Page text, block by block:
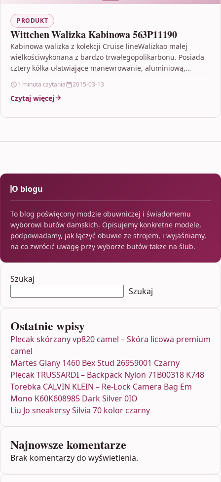
PRODUKT
Wittchen Walizka Kabinowa 563P11190
Kabinowa walizka z kolekcji Cruise lineWalizkao małej
wielkościwykonana z bardzo trwałegopolikarbonu. Posiada
cztery kółka ułatwiające manewrowanie, aluminiową,
uchwyt…
1 minuta czytania 2015-03-13
Czytaj więcej
O blogu
To blog poświęcony modzie obuwniczej i świadomemu
wyborowi butów damskich. Opisujemy konkretne modele,
podpowiadamy, jak łączyć obuwie ze strojem, i wyjaśniamy,
na co zwrócić uwagę przy wyborze butów także na ślub.
Szukaj
Szukaj
Ostatnie wpisy
Plecak skórzany vp820 camel – Skóra licowa premium
camel
Martes Glany 1460 Bex Stud 26959001 Czarny
Plecak TRUSSARDI – Backpack Nylon 71B00318 K748
Torebka CALVIN KLEIN – Re-Lock Camera Bag Em
Mono K60K608985 Dark Silver 0IO
Liu Jo sneakersy Silvia 70 kolor czarny
Najnowsze komentarze
Brak komentarzy do wyświetlenia.